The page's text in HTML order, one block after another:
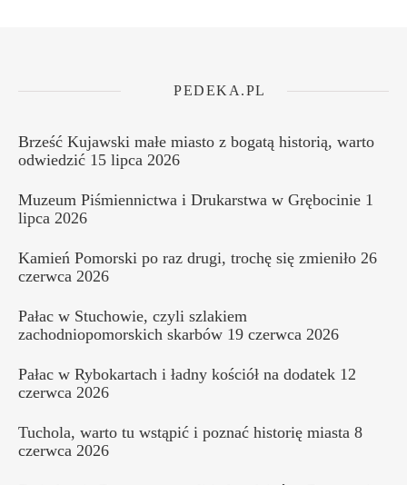
PEDEKA.PL
Brześć Kujawski małe miasto z bogatą historią, warto
odwiedzić 15 lipca 2026
Muzeum Piśmiennictwa i Drukarstwa w Grębocinie 1
lipca 2026
Kamień Pomorski po raz drugi, trochę się zmieniło 26
czerwca 2026
Pałac w Stuchowie, czyli szlakiem
zachodniopomorskich skarbów 19 czerwca 2026
Pałac w Rybokartach i ładny kościół na dodatek 12
czerwca 2026
Tuchola, warto tu wstąpić i poznać historię miasta 8
czerwca 2026